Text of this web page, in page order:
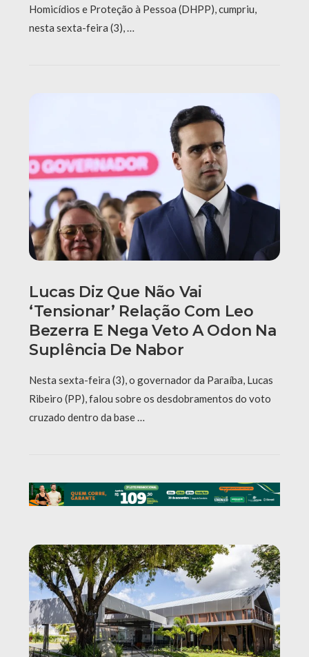
Homicídios e Proteção à Pessoa (DHPP), cumpriu,
nesta sexta-feira (3), …
Lucas Diz Que Não Vai
‘tensionar’ Relação Com Leo
Bezerra E Nega Veto A Odon Na
Suplência De Nabor
Nesta sexta-feira (3), o governador da Paraíba, Lucas
Ribeiro (PP), falou sobre os desdobramentos do voto
cruzado dentro da base …